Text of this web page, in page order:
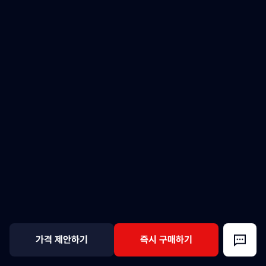
가격 제안하기 즉시 구매하기